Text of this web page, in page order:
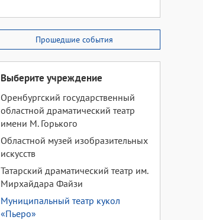
Прошедшие события
Выберите учреждение
Оренбургский государственный
областной драматический театр
имени М. Горького
Областной музей изобразительных
искусств
Татарский драматический театр им.
Мирхайдара Файзи
Муниципальный театр кукол
«Пьеро»